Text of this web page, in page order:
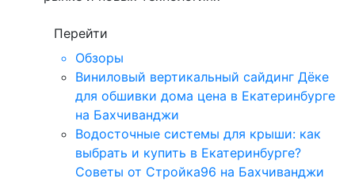
Перейти
Обзоры
Виниловый вертикальный сайдинг Дёке
для обшивки дома цена в Екатеринбурге
на Бахчиванджи
Водосточные системы для крыши: как
выбрать и купить в Екатеринбурге?
Советы от Стройка96 на Бахчиванджи